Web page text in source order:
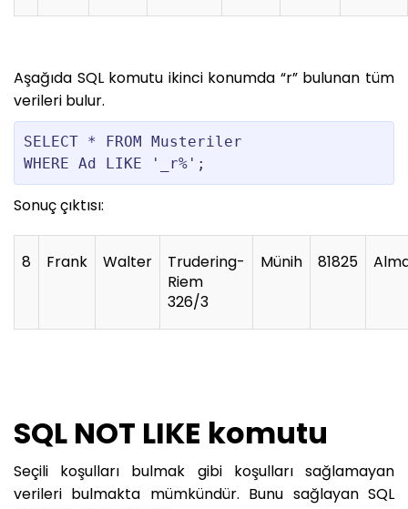
Aşağıda SQL komutu ikinci konumda “r” bulunan tüm
verileri bulur.
SELECT * FROM Musteriler
WHERE Ad LIKE '_r%';
Sonuç çıktısı:
8 Frank Walter
Trudering-
Riem
326/3
Münih 81825
SQL NOT LIKE komutu
Seçili koşulları bulmak gibi koşulları sağlamayan
verileri bulmakta mümkündür. Bunu sağlayan SQL